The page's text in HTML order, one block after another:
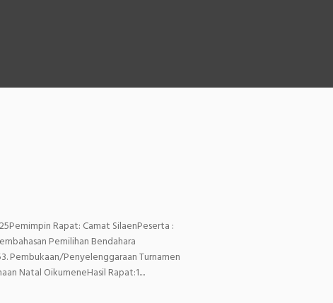
Rapat: Camat SilaenPeserta :
Pemilihan Bendahara
Pembukaan/Penyelenggaraan Turnamen
Natal OikumeneHasil Rapat:1....